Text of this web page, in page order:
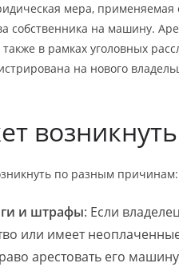
мера,
собственника на машину.
в рамках уголовных
на нового
возникнуть
по разным причинам:
и штрафы: Если
или имеет
арестовать его